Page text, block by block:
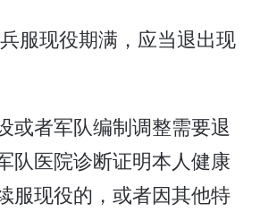
服现役期满，应当退出现
或者军队编制调整需要退
队医院诊断证明本人健康
服现役的，或者因其他特